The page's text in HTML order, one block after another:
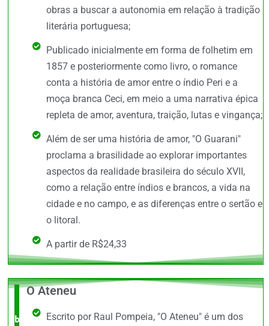
obras a buscar a autonomia em relação à tradição
literária portuguesa;
Publicado inicialmente em forma de folhetim em
1857 e posteriormente como livro, o romance
conta a história de amor entre o índio Peri e a
moça branca Ceci, em meio a uma narrativa épica
repleta de amor, aventura, traição, lutas e vingança;
Além de ser uma história de amor, "O Guarani"
proclama a brasilidade ao explorar importantes
aspectos da realidade brasileira do século XVII,
como a relação entre índios e brancos, a vida na
cidade e no campo, e as diferenças entre o sertão e
o litoral.
A partir de R$24,33
O +
barato,
O Ateneu
Escrito por Raul Pompeia, "O Ateneu" é um dos